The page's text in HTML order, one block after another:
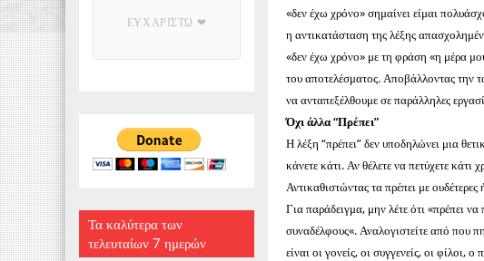
ΕΥΧΑΡΙΣΤΏ ❤
Τα καλύτερα των
τελευταίων 7 ημερών
«δεν έχω χρόνο» σημαίνει είμαι
η αντικατάσταση της λέξης
«δεν έχω χρόνο» με τη φράση «η μέρα
του αποτελέσματος. Αποβάλλοντας την
να ανταπεξέλθουμε σε παράλληλες
Όχι άλλα “Πρέπει”
Η λέξη “πρέπει” δεν υποδηλώνει μια
κάνετε κάτι. Αν θέλετε να πετύχετε
Αντικαθιστώντας τα πρέπει με
Για παράδειγμα, μην λέτε ότι «πρέπει
συναδέλφους«. Αναλογιστείτε από που
είναι οι γονείς, οι συγγενείς, οι φίλοι,